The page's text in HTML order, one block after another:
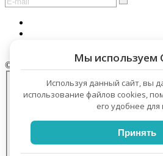
© 2009–2026 ООО «Гениальный кот»
Оформить заказ
Заказать
Мы используем
Используя данный сайт, вы
использование файлов cookies,
его удобнее для
Принять